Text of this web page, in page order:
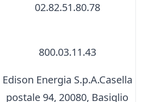
02.82.51.80.78
800.03.11.43
Edison Energia S.p.A.Casella
postale 94, 20080, Basiglio